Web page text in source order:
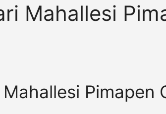
Mahallesi
Pimapen